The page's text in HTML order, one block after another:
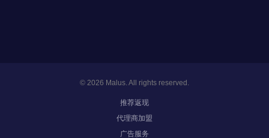
© 2026 Malus. All rights reserved.
推荐返现
代理商加盟
广告服务